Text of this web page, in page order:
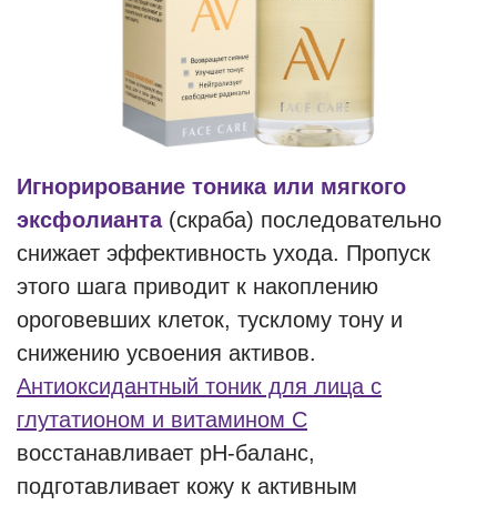
Игнорирование тоника или мягкого
эксфолианта(скраба) последовательно
снижает эффективность ухода. Пропуск
этого шага приводит к накоплению
ороговевших клеток, тусклому тону и
снижению усвоения активов.
Антиоксидантный тоник для лица с
глутатионом и витамином С
восстанавливает рН-баланс,
подготавливает кожу к активным